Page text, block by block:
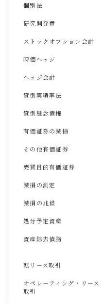
個別法
研究開発費
ストックオプション会計
時価ヘッジ
ヘッジ会計
貸倒実績率法
貸倒懸念債権
有価証券の減損
その他有価証券
売買目的有価証券
減損の測定
減損の兆候
処分予定資産
資産除去債務
転リース取引
オペレーティング・リース
取引